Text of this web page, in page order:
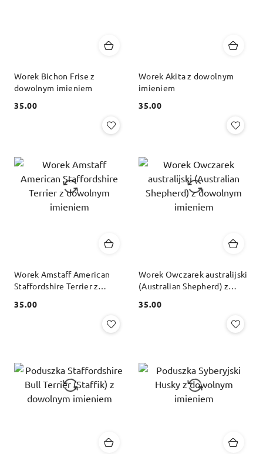
Worek Bichon Frise z
dowolnym imieniem
Cena:
35.00
Worek Akita z dowolnym
imieniem
Cena:
35.00
Worek Amstaff American
Staffordshire Terrier z
Cena:
35.00
Worek Owczarek australijski
(Australian Shepherd) z
Cena:
35.00